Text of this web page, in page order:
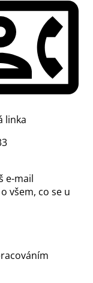
linka
e-mail
všem, co se u